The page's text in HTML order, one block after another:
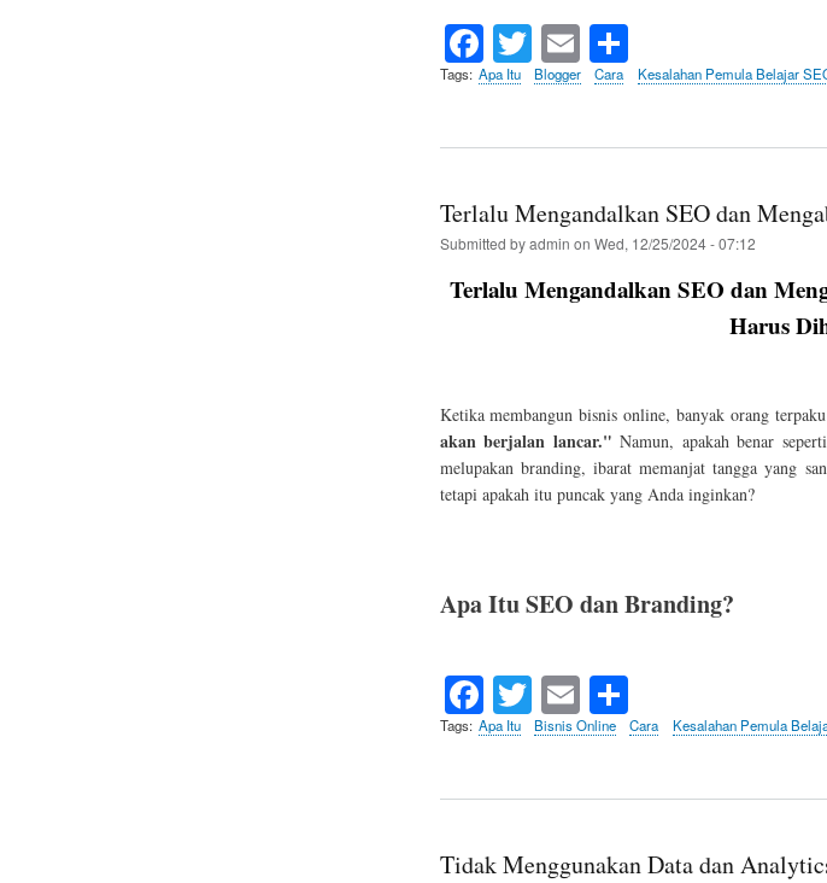
Fa
ce
ok
T
wi
r
E
m
S
ha
Tags Apa Itu Blogger Cara Kesalahan Pemula Belajar
Terlalu Mengandalkan SEO dan
Submitted byadmin on Wed, 12/25/2024 - 07:12
Terlalu Mengandalkan SEO dan
Harus
Ketika membangun bisnis online, banyak orang
akan berjalan lancar." Namun, apakah benar
melupakan branding, ibarat memanjat tangga yang
tetapi apakah itu puncak yang Anda inginkan?
Apa Itu SEO dan Branding?
Fa
ce
ok
T
wi
r
E
m
S
ha
Tags Apa Itu Bisnis Online Cara Kesalahan Pemula
Tidak Menggunakan Data dan